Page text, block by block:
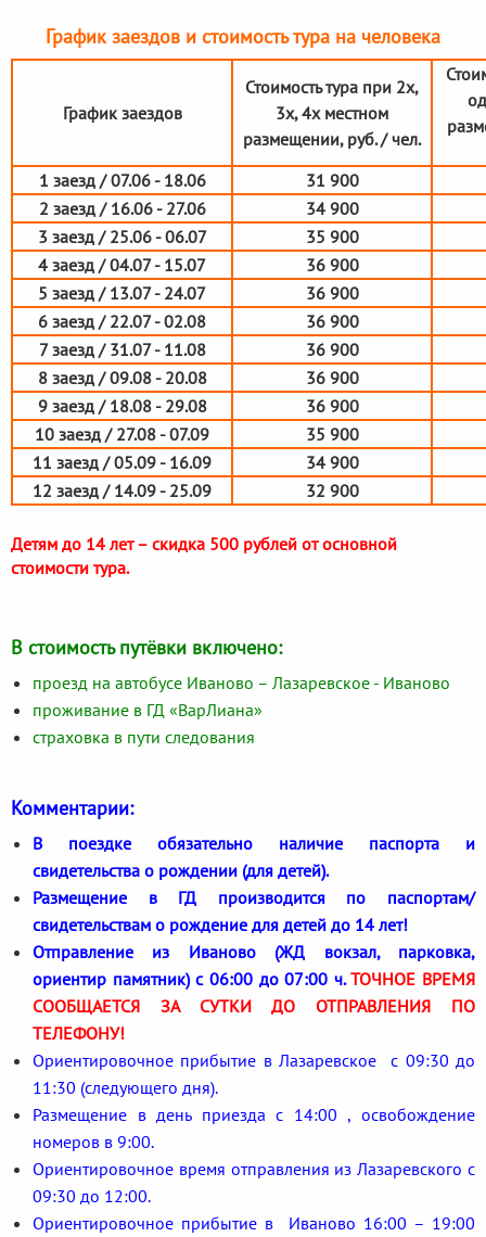
График заездов и стоимость тура на человека
График заездов
Стоимость тура при 2х,
3х, 4х местном
размещении, руб. / чел.
1 заезд / 07.06 - 18.06
31 900
2 заезд / 16.06 - 27.06
34 900
3 заезд / 25.06 - 06.07
35 900
4 заезд / 04.07 - 15.07
36 900
5 заезд / 13.07 - 24.07
36 900
6 заезд / 22.07 - 02.08
36 900
7 заезд / 31.07 - 11.08
36 900
8 заезд / 09.08 - 20.08
36 900
9 заезд / 18.08 - 29.08
36 900
10 заезд / 27.08 - 07.09
35 900
11 заезд / 05.09 - 16.09
34 900
12 заезд / 14.09 - 25.09
32 900
Детям до 14 лет – скидка 500 рублей от основной
стоимости тура.
В стоимость путёвки включено:
проезд на автобусе Иваново – Лазаревское - Иваново
проживание в ГД «ВарЛиана»
страховка в пути следования
Комментарии:
В поездке обязательно наличие паспорта и
свидетельства о рождении (для детей).
Размещение в ГД производится по паспортам/
свидетельствам о рождение для детей до 14 лет!
Отправление из Иваново (ЖД вокзал, парковка,
ориентир памятник) с 06:00 до 07:00 ч.ТОЧНОЕ ВРЕМЯ
СООБЩАЕТСЯ ЗА СУТКИ ДО ОТПРАВЛЕНИЯ ПО
ТЕЛЕФОНУ!
Ориентировочное прибытие в Лазаревское с 09:30 до
11:30 (следующего дня).
Размещение в день приезда с 14:00 , освобождение
номеров в 9:00.
Ориентировочное время отправления из Лазаревского с
09:30 до 12:00.
Ориентировочное прибытие в Иваново 16:00 – 19:00